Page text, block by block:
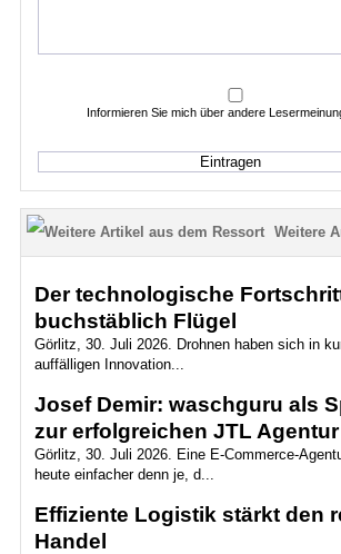
Informieren Sie mich über andere
Weitere
Der technologische
buchstäblich Flügel
Görlitz, 30. Juli 2026. Drohnen haben sich in
auffälligen Innovation...
Josef Demir: waschguru als
zur erfolgreichen JTL Agentur
Görlitz, 30. Juli 2026. Eine E-Commerce-
heute einfacher denn je, d...
Effiziente Logistik stärkt den
Handel